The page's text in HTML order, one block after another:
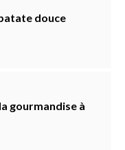
douce
gourmandise à